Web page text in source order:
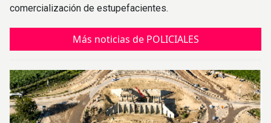
comercialización de estupefacientes.
Más noticias de POLICIALES